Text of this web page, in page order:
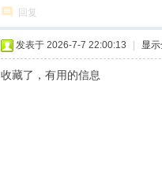
回复
发表于 2026-7-7 22:00:13 显
收藏了，有用的信息